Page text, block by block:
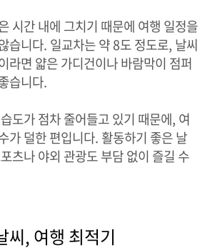
시간 내에 그치기 때문에 여행 일정을
습니다. 일교차는 약 8도 정도로, 날씨
라면 얇은 가디건이나 바람막이 점퍼
습니다.
도가 점차 줄어들고 있기 때문에, 여
가 덜한 편입니다. 활동하기 좋은 날
츠나 야외 관광도 부담 없이 즐길 수
씨, 여행 최적기